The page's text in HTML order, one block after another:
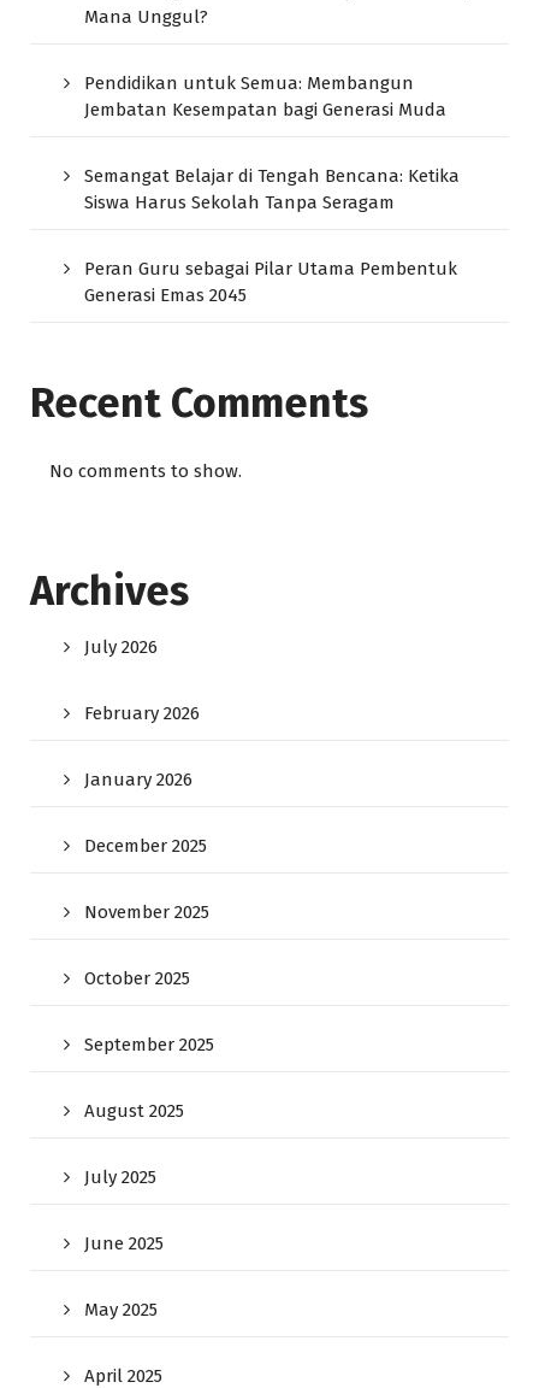
Mana Unggul?
Pendidikan untuk Semua: Membangun
Jembatan Kesempatan bagi Generasi Muda
Semangat Belajar di Tengah Bencana: Ketika
Siswa Harus Sekolah Tanpa Seragam
Peran Guru sebagai Pilar Utama Pembentuk
Generasi Emas 2045
Recent Comments
No comments to show.
Archives
July 2026
February 2026
January 2026
December 2025
November 2025
October 2025
September 2025
August 2025
July 2025
June 2025
May 2025
April 2025